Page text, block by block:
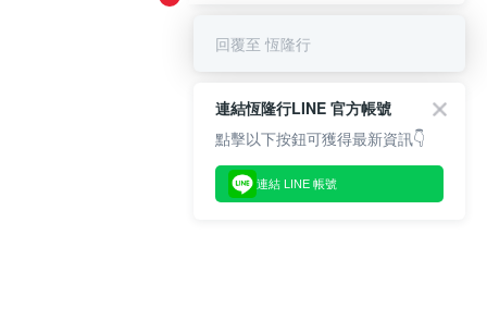
回覆至 恆隆行
連結恆隆行LINE 官方帳號
點擊以下按鈕可獲得最新資訊👇
連結 LINE 帳號